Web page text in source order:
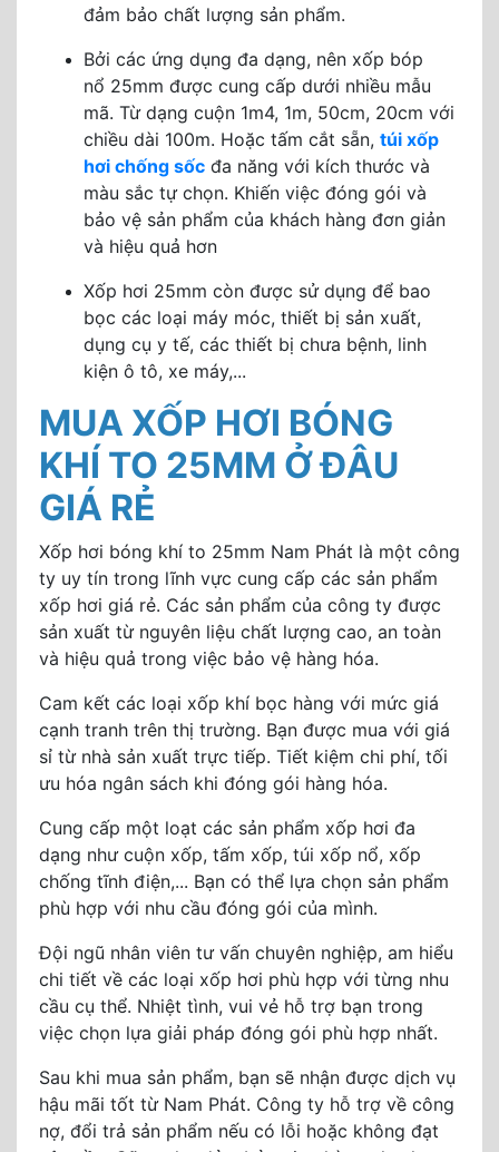
đảm bảo chất lượng sản phẩm.
Bởi các ứng dụng đa dạng, nên xốp bóp
nổ 25mm được cung cấp dưới nhiều mẫu
mã. Từ dạng cuộn 1m4, 1m, 50cm, 20cm với
chiều dài 100m. Hoặc tấm cắt sẵn, túi xốp
hơi chống sốc đa năng với kích thước và
màu sắc tự chọn. Khiến việc đóng gói và
bảo vệ sản phẩm của khách hàng đơn giản
và hiệu quả hơn
Xốp hơi 25mm còn được sử dụng để bao
bọc các loại máy móc, thiết bị sản xuất,
dụng cụ y tế, các thiết bị chưa bệnh, linh
kiện ô tô, xe máy,...
MUA XỐP HƠI BÓNG
KHÍ TO 25MM Ở ĐÂU
GIÁ RẺ
Xốp hơi bóng khí to 25mm Nam Phát là một công
ty uy tín trong lĩnh vực cung cấp các sản phẩm
xốp hơi giá rẻ. Các sản phẩm của công ty được
sản xuất từ nguyên liệu chất lượng cao, an toàn
và hiệu quả trong việc bảo vệ hàng hóa.
Cam kết các loại xốp khí bọc hàng với mức giá
cạnh tranh trên thị trường. Bạn được mua với giá
sỉ từ nhà sản xuất trực tiếp. Tiết kiệm chi phí, tối
ưu hóa ngân sách khi đóng gói hàng hóa.
Cung cấp một loạt các sản phẩm xốp hơi đa
dạng như cuộn xốp, tấm xốp, túi xốp nổ, xốp
chống tĩnh điện,... Bạn có thể lựa chọn sản phẩm
phù hợp với nhu cầu đóng gói của mình.
Đội ngũ nhân viên tư vấn chuyên nghiệp, am hiểu
chi tiết về các loại xốp hơi phù hợp với từng nhu
cầu cụ thể. Nhiệt tình, vui vẻ hỗ trợ bạn trong
việc chọn lựa giải pháp đóng gói phù hợp nhất.
Sau khi mua sản phẩm, bạn sẽ nhận được dịch vụ
hậu mãi tốt từ Nam Phát. Công ty hỗ trợ về công
nợ, đổi trả sản phẩm nếu có lỗi hoặc không đạt